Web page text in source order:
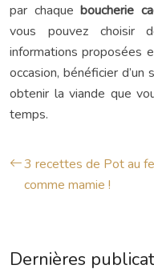
par chaque boucherie
vous pouvez
informations proposées
occasion, bénéficier
obtenir la viande que
temps.
3 recettes de Pot au
comme mamie !
Dernières